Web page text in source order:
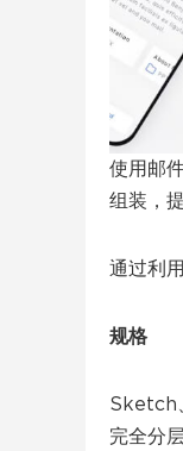
使用邮
组装，
通过利
规格
Sketch
完全分